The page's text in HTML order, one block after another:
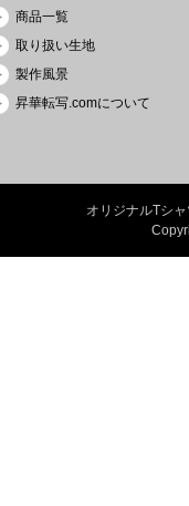
商品一覧
取り扱い生地
製作風景
昇華転写.comについて
オリジナルTシ